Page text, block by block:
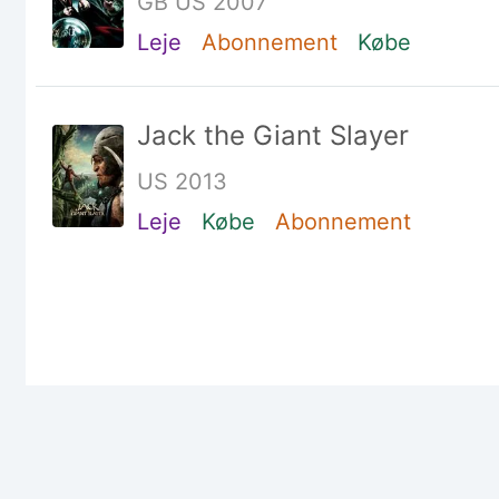
Leje
Abonnement Købe
Jack the Giant Slayer
US 2013
Leje
Købe Abonnement